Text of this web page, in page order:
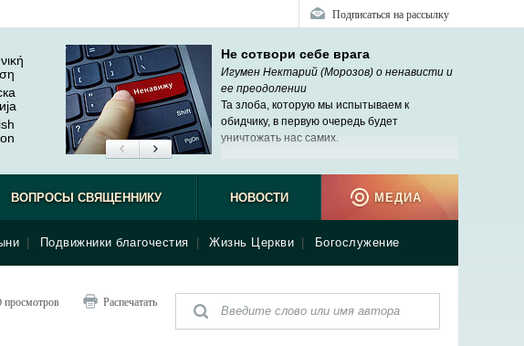
Подписаться на рассылку
Не сотвори себе врага
Игумен Нектарий (Морозов) о ненависти и
ее преодолении
Та злоба, которую мы испытываем к
обидчику, в первую очередь будет
уничтожать нас самих.
Подвижники благочестия Жизнь Церкви Богослужение
ВОПРОСЫ СВЯЩЕННИКУ НОВОСТИ МЕДИА
просмотров Распечатать